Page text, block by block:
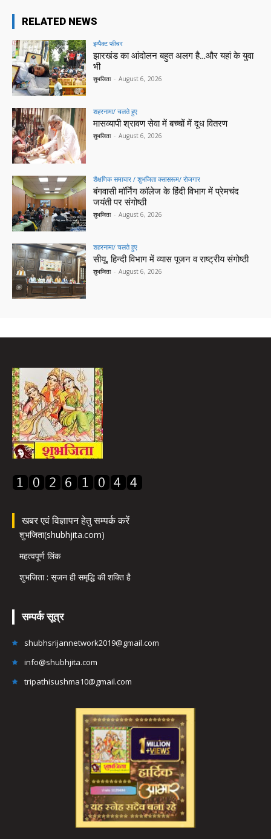
RELATED NEWS
इम्पैक्ट फीचर
झारखंड का आंदोलन बहुत अलग है…और यहां के युवा
भी
शुभजिता - August 6, 2026
शहरनामा/ चलते हुए
मासव्यापी श्रावण सेवा में बच्चों में दूध वितरण
शुभजिता - August 6, 2026
शैक्षणिक समाचार / शुभजिता क्सासरूम/ रोजगार
बंगवासी मॉर्निंग कॉलेज के हिंदी विभाग में प्रेमचंद
जयंती पर संगोष्ठी
शुभजिता - August 6, 2026
शहरनामा/ चलते हुए
सीयू, हिन्दी विभाग में व्यास पूजन व राष्ट्रीय संगोष्ठी
शुभजिता - August 6, 2026
खबर एवं विज्ञापन हेतु सम्पर्क करें
शुभजिता(shubhjita.com)
महत्वपूर्ण लिंक
शुभजिता : सृजन ही समृद्धि की शक्ति है
सम्पर्क सूत्र
shubhsrijannetwork2019@gmail.com
info@shubhjita.com
tripathisushma10@gmail.com